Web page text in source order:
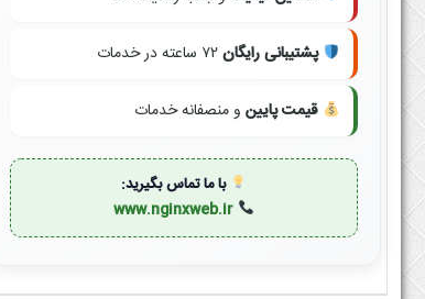
پشتیبانی رایگان۷۲ ساعته در خدمات
قیمت پایین و منصفانه خدمات
با ما تماس بگیرید:
www.nginxweb.ir